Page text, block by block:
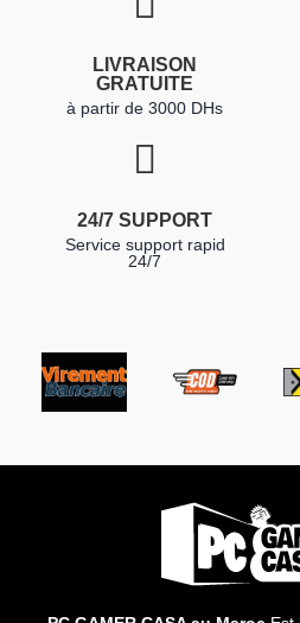
LIVRAISON
GRATUITE
à partir de 3000 DHs
24/7 SUPPORT
Service support rapid
24/7